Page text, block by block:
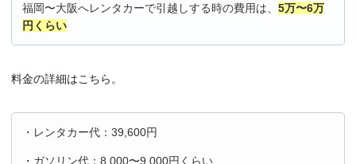
福岡〜大阪へレンタカーで引越しする時の費用は、 5万〜6万
円くらい
料金の詳細はこちら。
・レンタカー代：39,600円
・ガソリン代：8,000〜9,000円くらい